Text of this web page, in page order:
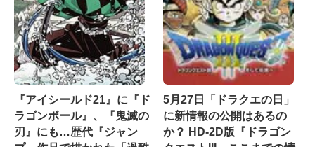
『アイシールド21』に『ド
ラゴンボール』、『鬼滅の
刃』にも…歴代『ジャン
5月27日「ドラクエの日」
に新情報の公開はあるの
か？ HD-2D版『ドラゴン